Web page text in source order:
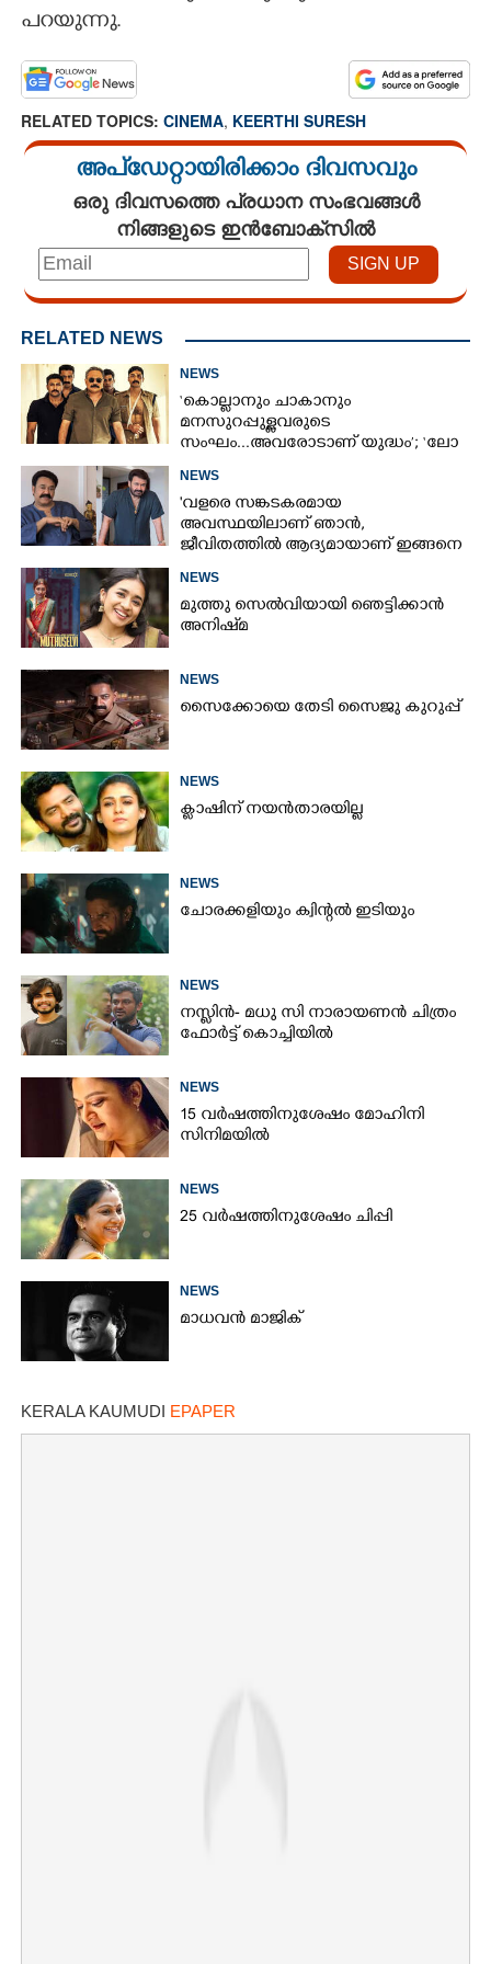
പറയുന്നു.
RELATED TOPICS: CINEMA, KEERTHI SURESH
അപ്ഡേറ്റായിരിക്കാം ദിവസവും
ഒരു ദിവസത്തെ പ്രധാന സംഭവങ്ങൾ
നിങ്ങളുടെ ഇൻബോക്സിൽ
RELATED NEWS
NEWS
‘കൊല്ലാനും ചാകാനും
മനസുറപ്പുള്ളവരുടെ
സംഘം...അവരോടാണ് യുദ്ധം’; ‘ലോ
NEWS
'വളരെ സങ്കടകരമായ
അവസ്ഥയിലാണ് ഞാൻ,
ജീവിതത്തിൽ ആദ്യമായാണ് ഇങ്ങനെ
മോഹൻലാൽ
NEWS
മുത്തു സെൽവിയായി ഞെട്ടിക്കാൻ
അനിഷ്‌മ
NEWS
സൈക്കോയെ തേടി സൈജു കുറുപ്പ്
NEWS
ക്ലാഷിന് നയൻതാരയില്ല
NEWS
ചോരക്കളിയും ക്വിന്റൽ ഇടിയും
NEWS
നസ്ലിൻ- മധു സി നാരായണൻ ചിത്രം
ഫോർട്ട് കൊച്ചിയിൽ
NEWS
15 വർഷത്തിനുശേഷം മോഹിനി
സിനിമയിൽ
NEWS
25 വർഷത്തിനുശേഷം ചിപ്പി
NEWS
മാധവൻ മാജിക്
KERALA KAUMUDI EPAPER